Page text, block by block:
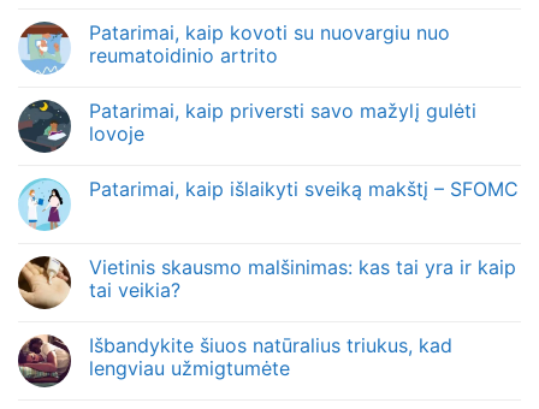
Patarimai, kaip kovoti su nuovargiu nuo
reumatoidinio artrito
Patarimai, kaip priversti savo mažylį gulėti
lovoje
Patarimai, kaip išlaikyti sveiką makštį – SFOMC
Vietinis skausmo malšinimas: kas tai yra ir kaip
tai veikia?
Išbandykite šiuos natūralius triukus, kad
lengviau užmigtumėte